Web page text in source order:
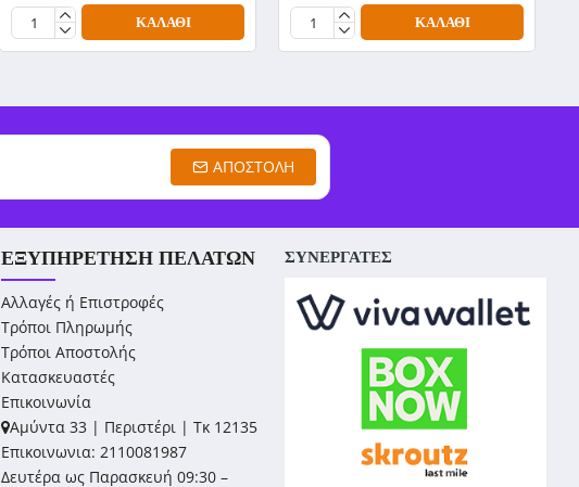
ΚΑΛΆΘΙ ΚΑΛΆΘΙ
ΑΠΟΣΤΟΛΉ
ΕΞΥΠΗΡΈΤΗΣΗ ΠΕΛΑΤΏΝ
Αλλαγές ή Επιστροφές
Τρόποι Πληρωμής
Τρόποι Αποστολής
Κατασκευαστές
Επικοινωνία
Αμύντα 33 | Περιστέρι | Τκ 12135
Επικοινωνια: 2110081987
Δευτέρα ως Παρασκευή 09:30 –
ΣΥΝΕΡΓΑΤΕΣ